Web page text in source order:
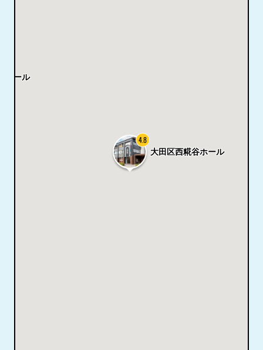
ホール
大田区西糀谷ホール
4.8